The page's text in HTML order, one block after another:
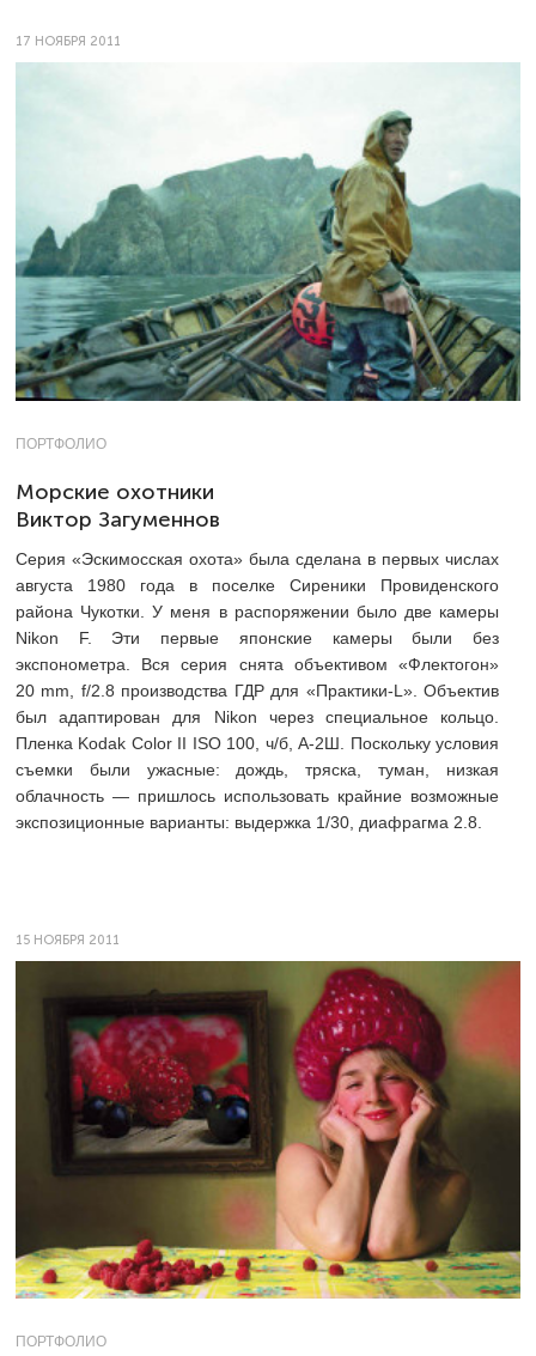
17 НОЯБРЯ 2011
ПОРТФОЛИО
Морские охотники
Виктор Загуменнов
Серия «Эскимосская охота» была сделана в первых числах
августа 1980 года в поселке Сиреники Провиденского
района Чукотки. У меня в распоряжении было две камеры
Nikon F. Эти первые японские камеры были без
экспонометра. Вся серия снята объективом «Флектогон»
20 mm, f/2.8 производства ГДР для «Практики-L». Объектив
был адаптирован для Nikon через специальное кольцо.
Пленка Kodak Color II ISO 100, ч/б, А-2Ш. Поскольку условия
съемки были ужасные: дождь, тряска, туман, низкая
облачность — пришлось использовать крайние возможные
экспозиционные варианты: выдержка 1/30, диафрагма 2.8.
15 НОЯБРЯ 2011
ПОРТФОЛИО